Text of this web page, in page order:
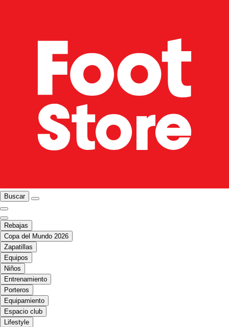
Buscar
Rebajas
Copa del Mundo 2026
Zapatillas
Equipos
Niños
Entrenamiento
Porteros
Equipamiento
Espacio club
Lifestyle